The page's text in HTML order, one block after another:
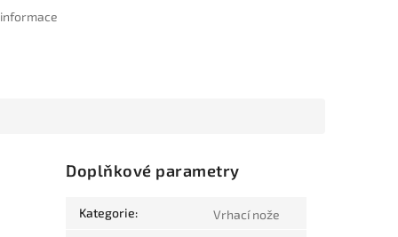
Doplňkové parametry
Kategorie: Vrhací nože